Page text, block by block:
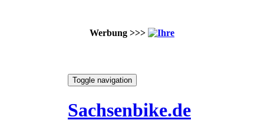
Werbung >>>
Toggle navigation
Sachsenbike.de